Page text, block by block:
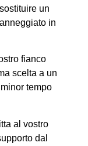
un
in
fianco
scelta a un
tempo
al vostro
dal